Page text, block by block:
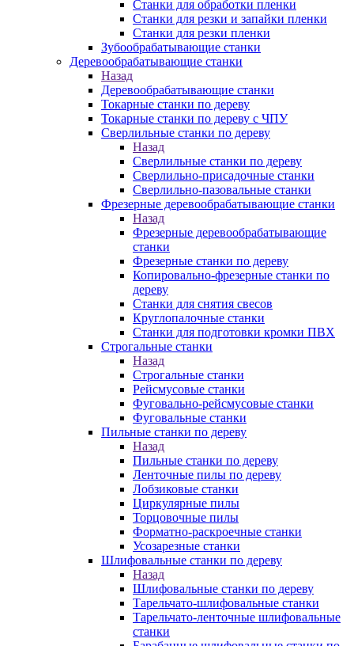
Станки для обработки пленки
Станки для резки и запайки пленки
Станки для резки пленки
Зубообрабатывающие станки
Деревообрабатывающие станки
Назад
Деревообрабатывающие станки
Токарные станки по дереву
Токарные станки по дереву с ЧПУ
Сверлильные станки по дереву
Назад
Сверлильные станки по дереву
Сверлильно-присадочные станки
Сверлильно-пазовальные станки
Фрезерные деревообрабатывающие станки
Назад
Фрезерные деревообрабатывающие
станки
Фрезерные станки по дереву
Копировально-фрезерные станки по
дереву
Станки для снятия свесов
Круглопалочные станки
Станки для подготовки кромки ПВХ
Строгальные станки
Назад
Строгальные станки
Рейсмусовые станки
Фуговально-рейсмусовые станки
Фуговальные станки
Пильные станки по дереву
Назад
Пильные станки по дереву
Ленточные пилы по дереву
Лобзиковые станки
Циркулярные пилы
Торцовочные пилы
Форматно-раскроечные станки
Усозарезные станки
Шлифовальные станки по дереву
Назад
Шлифовальные станки по дереву
Тарельчато-шлифовальные станки
Тарельчато-ленточные шлифовальные
станки